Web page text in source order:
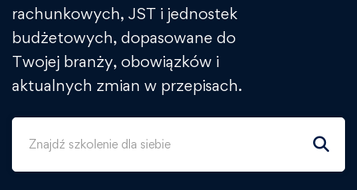
rachunkowych, JST i jednostek
budżetowych, dopasowane do
Twojej branży, obowiązków i
aktualnych zmian w przepisach.